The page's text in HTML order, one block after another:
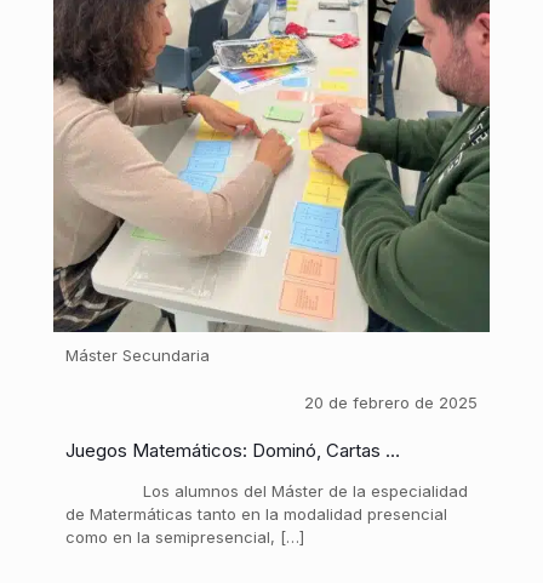
Máster Secundaria
20 de febrero de 2025
Juegos Matemáticos: Dominó, Cartas …
Los alumnos del Máster de la especialidad
de Matermáticas tanto en la modalidad presencial
como en la semipresencial, […]